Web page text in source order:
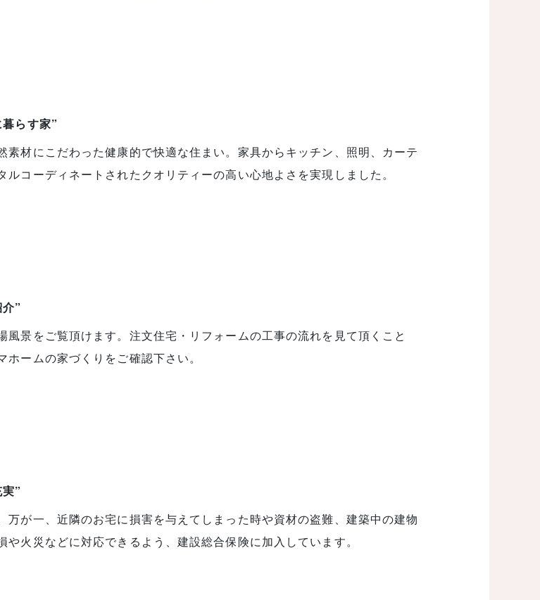
らす家”
素材にこだわった健康的で快適な住まい。家具からキッチン、照明、カーテ
ルコーディネートされたクオリティーの高い心地よさを実現しました。
”
風景をご覧頂けます。注文住宅・リフォームの工事の流れを見て頂くこと
ホームの家づくりをご確認下さい。
”
万が一、近隣のお宅に損害を与えてしまった時や資材の盗難、建築中の建物
や火災などに対応できるよう、建設総合保険に加入しています。